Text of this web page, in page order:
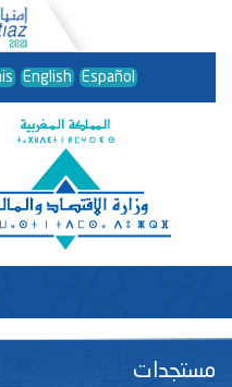
English Español
مستجدات